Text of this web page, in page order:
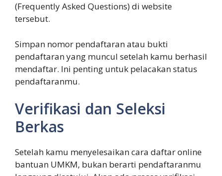
(Frequently Asked Questions) di website
tersebut.
Simpan nomor pendaftaran atau bukti
pendaftaran yang muncul setelah kamu berhasil
mendaftar. Ini penting untuk pelacakan status
pendaftaranmu.
Verifikasi dan Seleksi
Berkas
Setelah kamu menyelesaikan cara daftar online
bantuan UMKM, bukan berarti pendaftaranmu